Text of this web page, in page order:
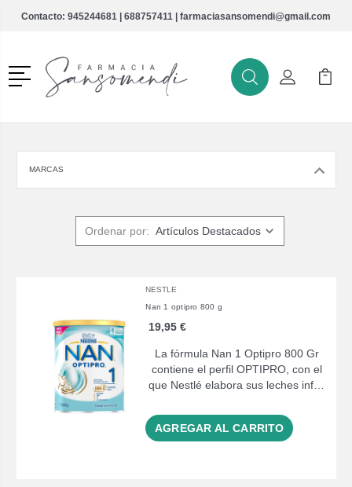
Contacto: 945244681 | 688757411 | farmaciasansomendi@gmail.com
Menú
BuscarMi Cuenta
Mi
MARCAS
Ordenar por:
NESTLE
Nan 1 optipro 800 g
19,95 €
La fórmula Nan 1 Optipro 800 Gr
contiene el perfil OPTIPRO, con el
que Nestlé elabora sus leches inf…
AGREGAR AL CARRITO